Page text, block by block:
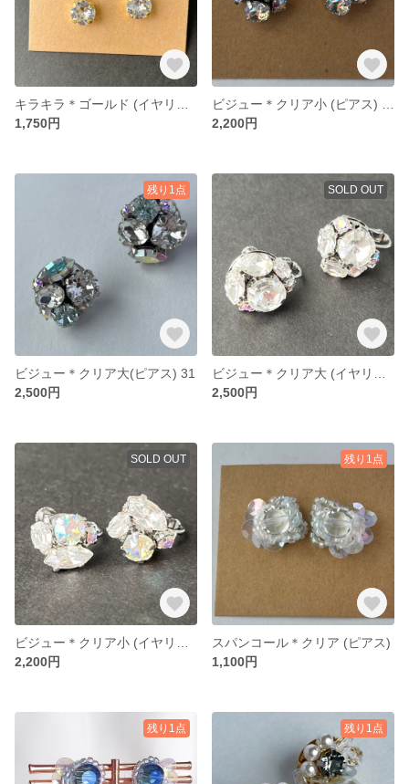
1,750円
2,200円
残り1点
ビジュー＊クリア大(ピアス) 31
2,500円
SOLD OUT
2,500円
SOLD OUT
2,200円
残り1点
スパンコール＊クリア (ピアス)
1,100円
残り1点 残り1点